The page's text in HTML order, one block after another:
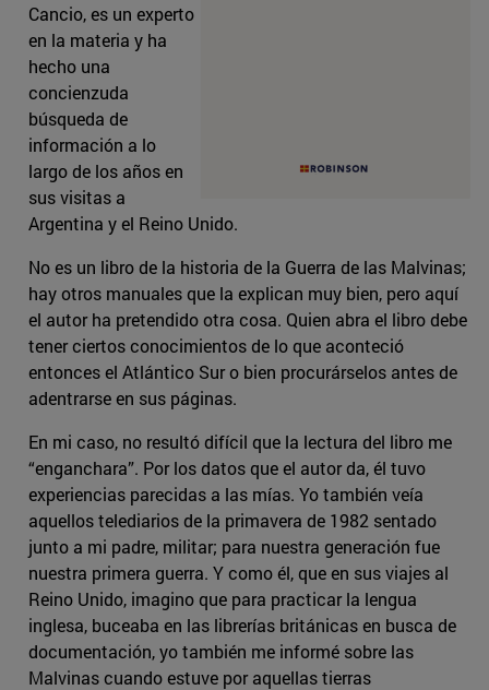
Cancio, es un experto
en la materia y ha
hecho una
concienzuda
búsqueda de
información a lo
largo de los años en
sus visitas a
Argentina y el Reino Unido.
No es un libro de la historia de la Guerra de las Malvinas;
hay otros manuales que la explican muy bien, pero aquí
el autor ha pretendido otra cosa. Quien abra el libro debe
tener ciertos conocimientos de lo que aconteció
entonces el Atlántico Sur o bien procurárselos antes de
adentrarse en sus páginas.
En mi caso, no resultó difícil que la lectura del libro me
“enganchara”. Por los datos que el autor da, él tuvo
experiencias parecidas a las mías. Yo también veía
aquellos telediarios de la primavera de 1982 sentado
junto a mi padre, militar; para nuestra generación fue
nuestra primera guerra. Y como él, que en sus viajes al
Reino Unido, imagino que para practicar la lengua
inglesa, buceaba en las librerías británicas en busca de
documentación, yo también me informé sobre las
Malvinas cuando estuve por aquellas tierras